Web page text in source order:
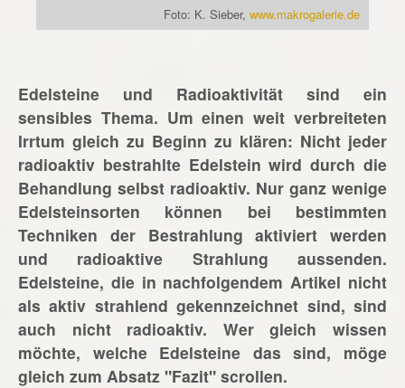
Foto: K. Sieber, www.makrogalerie.de
Edelsteine und Radioaktivität sind ein
sensibles Thema. Um einen weit verbreiteten
Irrtum gleich zu Beginn zu klären: Nicht jeder
radioaktiv bestrahlte Edelstein wird durch die
Behandlung selbst radioaktiv. Nur ganz wenige
Edelsteinsorten können bei bestimmten
Techniken der Bestrahlung aktiviert werden
und radioaktive Strahlung aussenden.
Edelsteine, die in nachfolgendem Artikel nicht
als aktiv strahlend gekennzeichnet sind, sind
auch nicht radioaktiv. Wer gleich wissen
möchte, welche Edelsteine das sind, möge
gleich zum Absatz "Fazit" scrollen.